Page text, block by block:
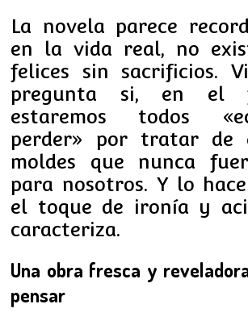
La novela parece
en la vida real, no
felices sin sacrificios.
pregunta si, en el
estaremos todos
perder» por tratar de
moldes que nunca
para nosotros. Y lo
el toque de ironía y
caracteriza.
Una obra fresca y
pensar